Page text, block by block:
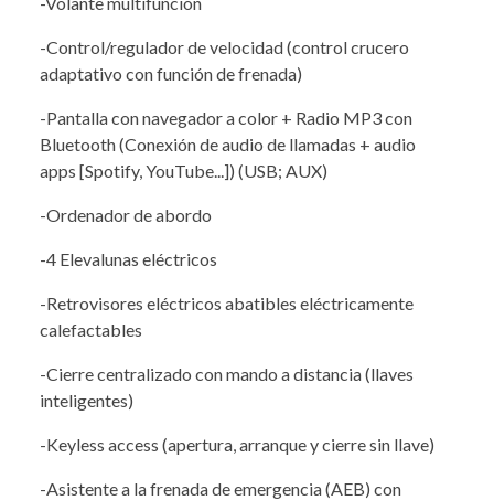
-Control/regulador de velocidad (control crucero
adaptativo con función de frenada)
-Pantalla con navegador a color + Radio MP3 con
Bluetooth (Conexión de audio de llamadas + audio
apps [Spotify, YouTube...]) (USB; AUX)
-Ordenador de abordo
-4 Elevalunas eléctricos
-Retrovisores eléctricos abatibles eléctricamente
calefactables
-Cierre centralizado con mando a distancia (llaves
inteligentes)
-Keyless access (apertura, arranque y cierre sin llave)
-Asistente a la frenada de emergencia (AEB) con